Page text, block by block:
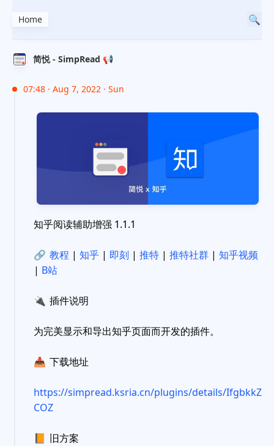
简悦 - SimpRead 📢
07:48 · Aug 7, 2022 · Sun
知乎阅读辅助增强 1.1.1
🔗 教程 | 知乎 | 即刻 | 推特 | 推特社群 | 知乎视频
| B站
🔌 插件说明
为完美显示和导出知乎页面而开发的插件。
📥 下载地址
https://simpread.ksria.cn/plugins/details/IfgbkkZ
COZ
📙 旧方案
Home